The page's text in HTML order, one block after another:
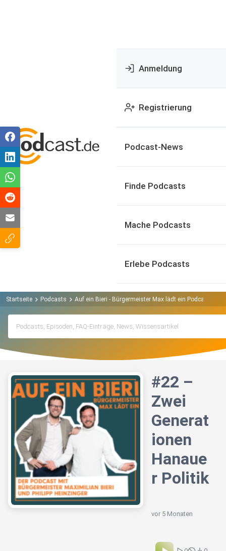
Anmeldung
Registrierung
Podcast-News
Finde Podcasts
Mache Podcasts
Erlebe Podcasts
Startseite Podcasts Auf ein Bieri - Bürgermeister Max lädt ein Podcast
#22 –
Zwei
Generat
ionen
Hanaue
r Politik
vor 5 Monaten